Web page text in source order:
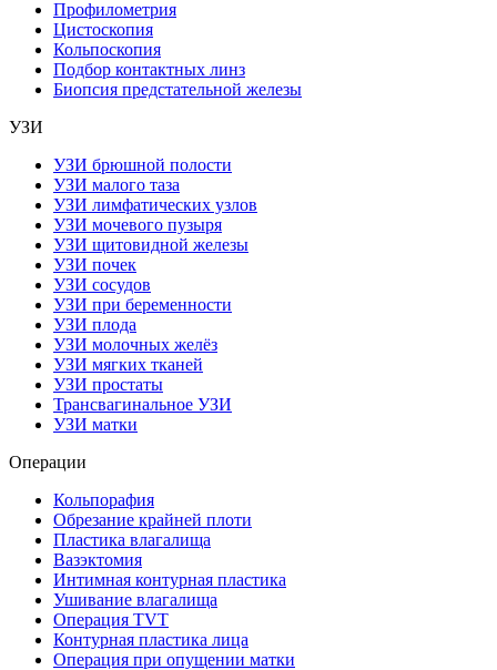
Профилометрия
Цистоскопия
Кольпоскопия
Подбор контактных линз
Биопсия предстательной железы
УЗИ
УЗИ брюшной полости
УЗИ малого таза
УЗИ лимфатических узлов
УЗИ мочевого пузыря
УЗИ щитовидной железы
УЗИ почек
УЗИ сосудов
УЗИ при беременности
УЗИ плода
УЗИ молочных желёз
УЗИ мягких тканей
УЗИ простаты
Трансвагинальное УЗИ
УЗИ матки
Операции
Кольпорафия
Обрезание крайней плоти
Пластика влагалища
Вазэктомия
Интимная контурная пластика
Ушивание влагалища
Операция TVT
Контурная пластика лица
Операция при опущении матки